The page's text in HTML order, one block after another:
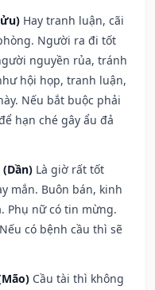
Hay tranh luận, cãi
Người ra đi tốt
nguyền rủa, tránh
hội họp, tranh luận,
Nếu bắt buộc phải
hạn ché gây ẩu đả
Là giờ rất tốt
mắn. Buôn bán, kinh
Phụ nữ có tin mừng.
có bệnh cầu thì sẽ
Cầu tài thì không